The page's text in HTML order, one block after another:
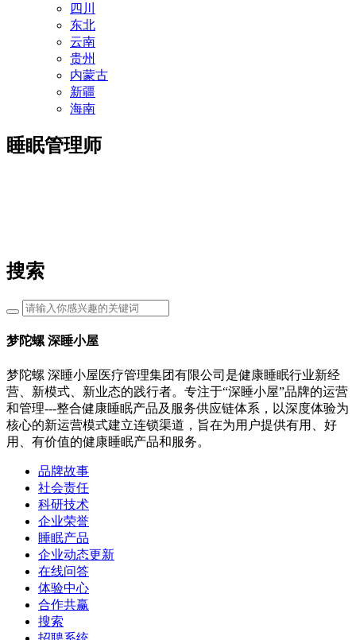
四川
东北
云南
贵州
内蒙古
新疆
海南
睡眠管理师
搜索
梦陀螺 深睡小屋
梦陀螺 深睡小屋医疗管理集团有限公司是健康睡眠行业新经
营、新模式、新业态的践行者。专注于“深睡小屋”品牌的运营
和管理---整合健康睡眠产品及服务供应链体系，以深度体验为
核心的新运营模式建立连锁渠道，旨在为用户提供有用、好
用、有价值的健康睡眠产品和服务。
品牌故事
社会责任
科研技术
企业荣誉
睡眠产品
企业动态更新
在线问答
体验中心
合作共赢
搜索